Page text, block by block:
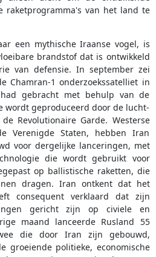
raketprogramma's van het land te
een mythische Iraanse vogel, is
brandstof dat is ontwikkeld
van defensie. In september zei
Chamran-1 onderzoekssatelliet in
gebracht met behulp van de
wordt geproduceerd door de lucht-
Revolutionaire Garde. Westerse
Verenigde Staten, hebben Iran
voor dergelijke lanceringen, met
die wordt gebruikt voor
op ballistische raketten, die
dragen. Iran ontkent dat het
consequent verklaard dat zijn
gericht zijn op civiele en
maand lanceerde Rusland 55
die door Iran zijn gebouwd,
groeiende politieke, economische